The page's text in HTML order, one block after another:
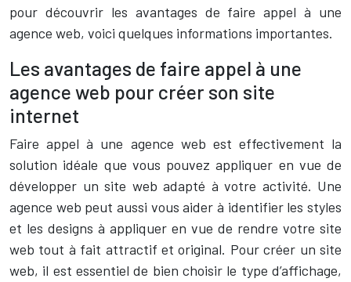
pour découvrir les avantages de faire appel à une
agence web, voici quelques informations importantes.
Les avantages de faire appel à une
agence web pour créer son site
internet
Faire appel à une agence web est effectivement la
solution idéale que vous pouvez appliquer en vue de
développer un site web adapté à votre activité. Une
agence web peut aussi vous aider à identifier les styles
et les designs à appliquer en vue de rendre votre site
web tout à fait attractif et original. Pour créer un site
web, il est essentiel de bien choisir le type d’affichage,